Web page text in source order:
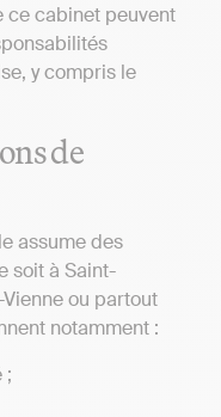
ce cabinet peuvent
y compris le
de
assume des
soit à Saint-
ou partout
notamment :
;